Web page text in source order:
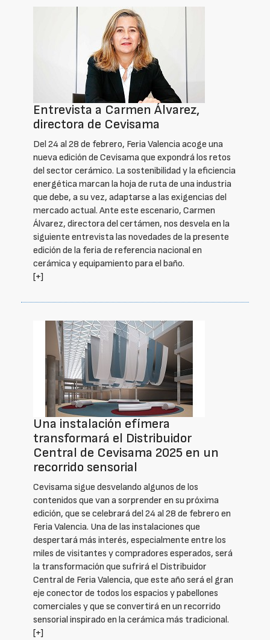
Entrevista a Carmen Álvarez,
directora de Cevisama
Del 24 al 28 de febrero, Feria Valencia acoge una
nueva edición de Cevisama que expondrá los retos
del sector cerámico. La sostenibilidad y la eficiencia
energética marcan la hoja de ruta de una industria
que debe, a su vez, adaptarse a las exigencias del
mercado actual. Ante este escenario, Carmen
Álvarez, directora del certámen, nos desvela en la
siguiente entrevista las novedades de la presente
edición de la feria de referencia nacional en
cerámica y equipamiento para el baño.
[+]
Una instalación efímera
transformará el Distribuidor
Central de Cevisama 2025 en un
recorrido sensorial
Cevisama sigue desvelando algunos de los
contenidos que van a sorprender en su próxima
edición, que se celebrará del 24 al 28 de febrero en
Feria Valencia. Una de las instalaciones que
despertará más interés, especialmente entre los
miles de visitantes y compradores esperados, será
la transformación que sufrirá el Distribuidor
Central de Feria Valencia, que este año será el gran
eje conector de todos los espacios y pabellones
comerciales y que se convertirá en un recorrido
sensorial inspirado en la cerámica más tradicional.
[+]